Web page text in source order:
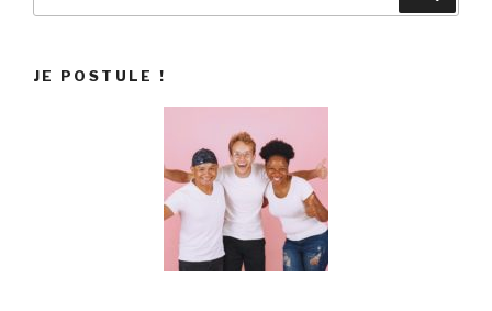
JE POSTULE !